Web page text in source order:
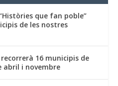
que fan poble”
de les nostres
16 municipis de
abril i novembre